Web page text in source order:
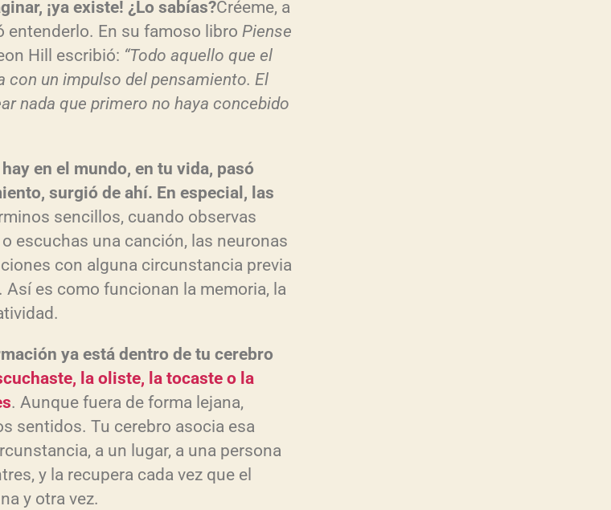
¡ya existe! ¿Lo sabías?Créeme, a
entenderlo. En su famoso libro Piense
Hill escribió: “Todo aquello que el
con un impulso del pensamiento. El
nada que primero no haya concebido
en el mundo, en tu vida, pasó
surgió de ahí. En especial, las
sencillos, cuando observas
escuchas una canción, las neuronas
con alguna circunstancia previa
. Así es como funcionan la memoria, la
ya está dentro de tu cerebro
la oliste, la tocaste o la
. Aunque fuera de forma lejana,
sentidos. Tu cerebro asocia esa
a un lugar, a una persona
y la recupera cada vez que el
y otra vez.